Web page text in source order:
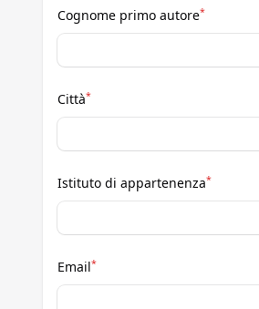
Cognome primo autore*
Città*
Istituto di appartenenza*
Email*